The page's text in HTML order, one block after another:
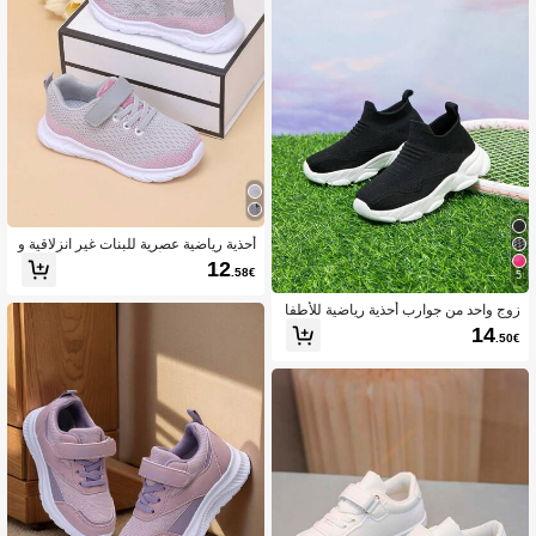
5
زوج واحد من جوارب أحذية رياضية للأطفا
ل، تصميم سهل الارتداء، خفيف الوزن وقا
بل للتنفس، أحذية الجري، أحذية كاجوال ع
14.50€
أحذية رياضية عصرية للبنات غير انزلاقية و
قابلة للتنفس، للأطفال، للطلاب
12.58€